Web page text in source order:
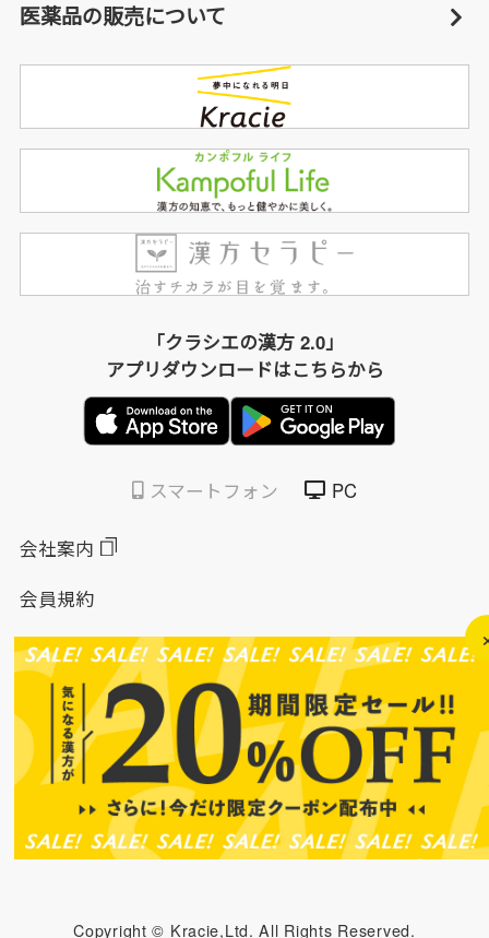
医薬品の販売について
「クラシエの漢方 2.0」
アプリダウンロードはこちらから
スマートフォン PC
会社案内
会員規約
個人情報保護方針
特定商取引法に基づく表示
このサイトについて
ソーシャルメディアポリシー
ソーシャルメディア規約
Copyright © Kracie,Ltd. All Rights Reserved.